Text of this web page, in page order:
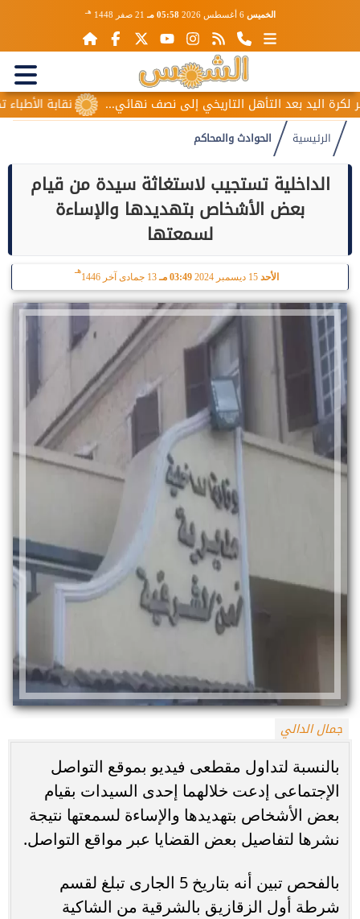
الخميس 6 أغسطس 2026 05:58 مـ 21 صفر 1448 هـ
نقابة الأطباء بعد التأهل التاريخي إلى نصف نهائي...
الرئيسية الحوادث والمحاكم
الداخلية تستجيب لاستغاثة سيدة من قيام
بعض الأشخاص بتهديدها والإساءة
لسمعتها
الأحد 03:49 مـ 13 جمادى آخر 1446
هـ
جمال الدالي
بالنسبة لتداول مقطعى فيديو بموقع التواصل
الإجتماعى إدعت خلالهما إحدى السيدات بقيام
بعض الأشخاص بتهديدها والإساءة لسمعتها نتيجة
نشرها لتفاصيل بعض القضايا عبر مواقع التواصل.
بالفحص تبين أنه بتاريخ 5 الجارى تبلغ لقسم
شرطة أول الزقازيق بالشرقية من الشاكية